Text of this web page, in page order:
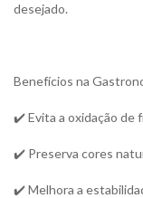
desejado.
Benefícios na
✔️ Evita a oxidação de
✔️ Preserva cores
✔️ Melhora a